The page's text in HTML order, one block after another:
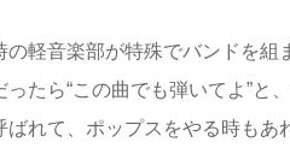
軽音楽部が特殊でバンドを組
ったら“この曲でも弾いてよ”
ばれて、ポップスをやる時も